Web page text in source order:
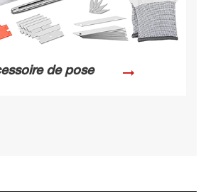
le site Internet de notre
livrons en France
mer (DOM-TOM).
de pose arrow_right_alt